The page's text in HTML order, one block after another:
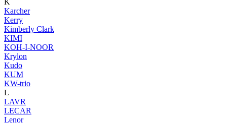
K
Karcher
Kerry
Kimberly Clark
KIMI
KOH-I-NOOR
Krylon
Kudo
KUM
KW-trio
L
LAVR
LECAR
Lenor